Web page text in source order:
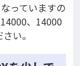
っていますの
、14000
い。